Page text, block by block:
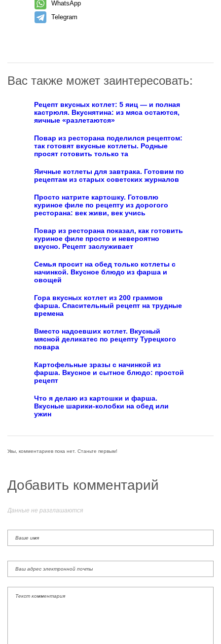
WhatsApp
Telegram
Вас также может заинтересовать:
Рецепт вкусных котлет: 5 яиц — и полная
кастрюля. Вкуснятина: из мяса остаются,
яичные «разлетаются»
Повар из ресторана поделился рецептом:
так готовят вкусные котлеты. Родные
просят готовить только та
Яичные котлеты для завтрака. Готовим по
рецептам из старых советских журналов
Просто натрите картошку. Готовлю
куриное филе по рецепту из дорогого
ресторана: век живи, век учись
Повар из ресторана показал, как готовить
куриное филе просто и невероятно
вкусно. Рецепт заслуживает
Семья просит на обед только котлеты с
начинкой. Вкусное блюдо из фарша и
овощей
Гора вкусных котлет из 200 граммов
фарша. Спасительный рецепт на трудные
времена
Вместо надоевших котлет. Вкусный
мясной деликатес по рецепту Турецкого
повара
Картофельные зразы с начинкой из
фарша. Вкусное и сытное блюдо: простой
рецепт
Что я делаю из картошки и фарша.
Вкусные шарики-колобки на обед или
ужин
Увы, комментариев пока нет. Станьте первым!
Добавить комментарий
Данные не разглашаются